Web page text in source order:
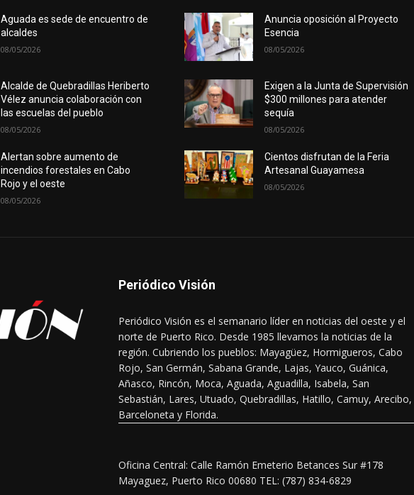
Aguada es sede de encuentro de
alcaldes
08/05/2026
Alcalde de Quebradillas Heriberto
Vélez anuncia colaboración con
las escuelas del pueblo
08/05/2026
Alertan sobre aumento de
incendios forestales en Cabo
Rojo y el oeste
08/05/2026
Anuncia oposición al Proyecto
Esencia
08/05/2026
Exigen a la Junta de Supervisión
$300 millones para atender
sequía
08/05/2026
Cientos disfrutan de la Feria
Artesanal Guayamesa
08/05/2026
Periódico Visión
Periódico Visión es el semanario líder en noticias del oeste y el
norte de Puerto Rico. Desde 1985 llevamos la noticias de la
región. Cubriendo los pueblos: Mayagüez, Hormigueros, Cabo
Rojo, San Germán, Sabana Grande, Lajas, Yauco, Guánica,
Añasco, Rincón, Moca, Aguada, Aguadilla, Isabela, San
Sebastián, Lares, Utuado, Quebradillas, Hatillo, Camuy, Arecibo,
Barceloneta y Florida.
Oficina Central: Calle Ramón Emeterio Betances Sur #178
Mayaguez, Puerto Rico 00680 TEL: (787) 834-6829